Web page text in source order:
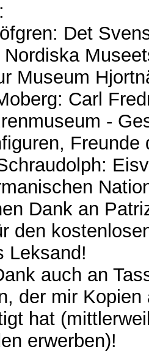
Det
Nordiska
Museum
Carl
-
Freunde
Dank an
den
Leksand!
auch an
der mir
hat
erwerben)!